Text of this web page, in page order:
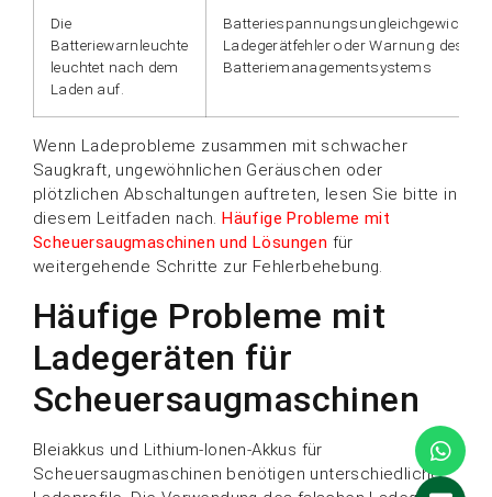
Die
Batteriewarnleuchte
leuchtet nach dem
Laden auf.
Batteriespannungsungleichgewicht,
Ladegerätfehler oder Warnung des
Batteriemanagementsystems
Wenn Ladeprobleme zusammen mit schwacher
Saugkraft, ungewöhnlichen Geräuschen oder
plötzlichen Abschaltungen auftreten, lesen Sie bitte in
diesem Leitfaden nach.Häufige Probleme mit
Scheuersaugmaschinen und Lösungen für
weitergehende Schritte zur Fehlerbehebung.
Häufige Probleme mit
Ladegeräten für
Scheuersaugmaschinen
Bleiakkus und Lithium-Ionen-Akkus für
Scheuersaugmaschinen benötigen unterschiedliche